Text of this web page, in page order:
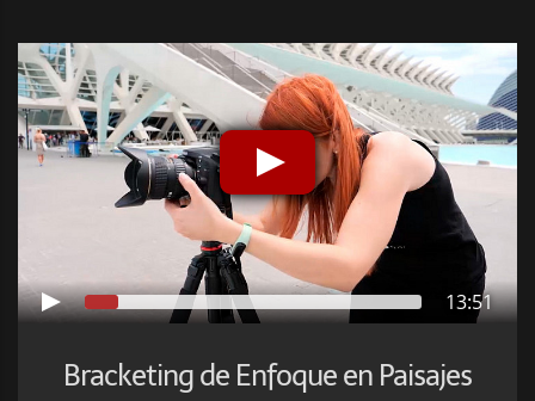
13:51
Bracketing de Enfoque en Paisajes